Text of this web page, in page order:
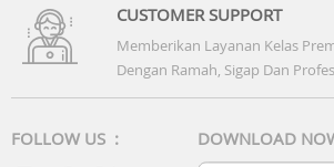
CUSTOMER SUPPORT
Memberikan Layanan Kelas
Dengan Ramah, Sigap Dan
FOLLOW US : DOWNLOAD